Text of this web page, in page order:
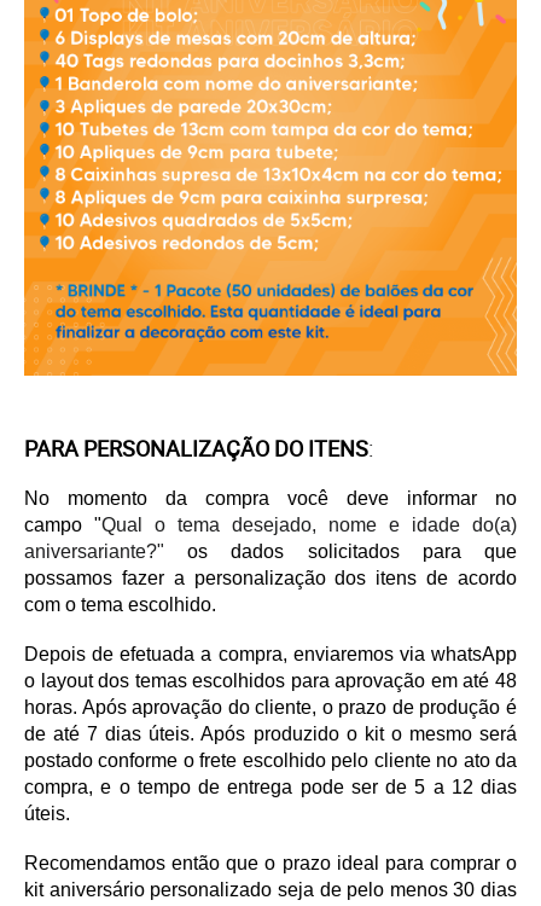
PARA PERSONALIZAÇÃO DO ITENS:
No momento da compra você deve informar no
campo "Qual o tema desejado, nome e idade do(a)
aniversariante?" os dados solicitados para que
possamos fazer a personalização dos itens de acordo
com o tema escolhido.
Depois de efetuada a compra, enviaremos via whatsApp
o layout dos temas escolhidos para aprovação em até 48
horas. Após aprovação do cliente, o prazo de produção é
de até 7 dias úteis. Após produzido o kit o mesmo será
postado conforme o frete escolhido pelo cliente no ato da
compra, e o tempo de entrega pode ser de 5 a 12 dias
úteis.
Recomendamos então que o prazo ideal para comprar o
kit aniversário personalizado seja de pelo menos 30 dias